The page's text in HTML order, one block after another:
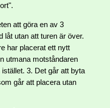
att göra en av 3
låt utan att turen är över.
har placerat ett nytt
utmana motståndaren
3. Det går att byta
går att placera utan